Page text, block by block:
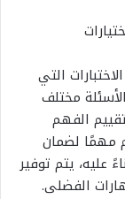
التي
مختلف
الفهم
مهمًا لضمان
عليه، يتم توفير
الفضلى.